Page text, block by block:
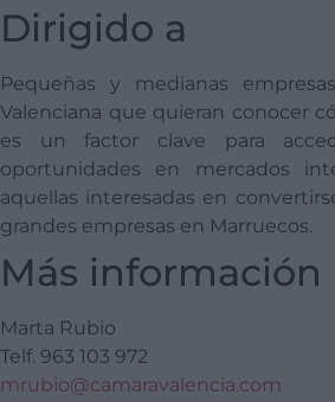
Dirigido a
Pequeñas y medianas
Valenciana que quieran conocer
es un factor clave para
oportunidades en mercados
aquellas interesadas en
grandes empresas en Marruecos.
Más información
Marta Rubio
Telf. 963 103 972
mrubio@camaravalencia.com